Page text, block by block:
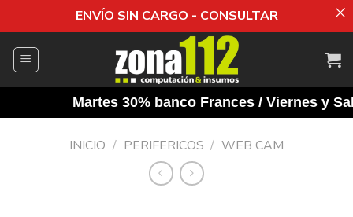
ENVÍO SIN CARGO - CONSULTAR
Martes 30% banco Frances / Viernes y
INICIO / PERIFERICOS / WEB CAM